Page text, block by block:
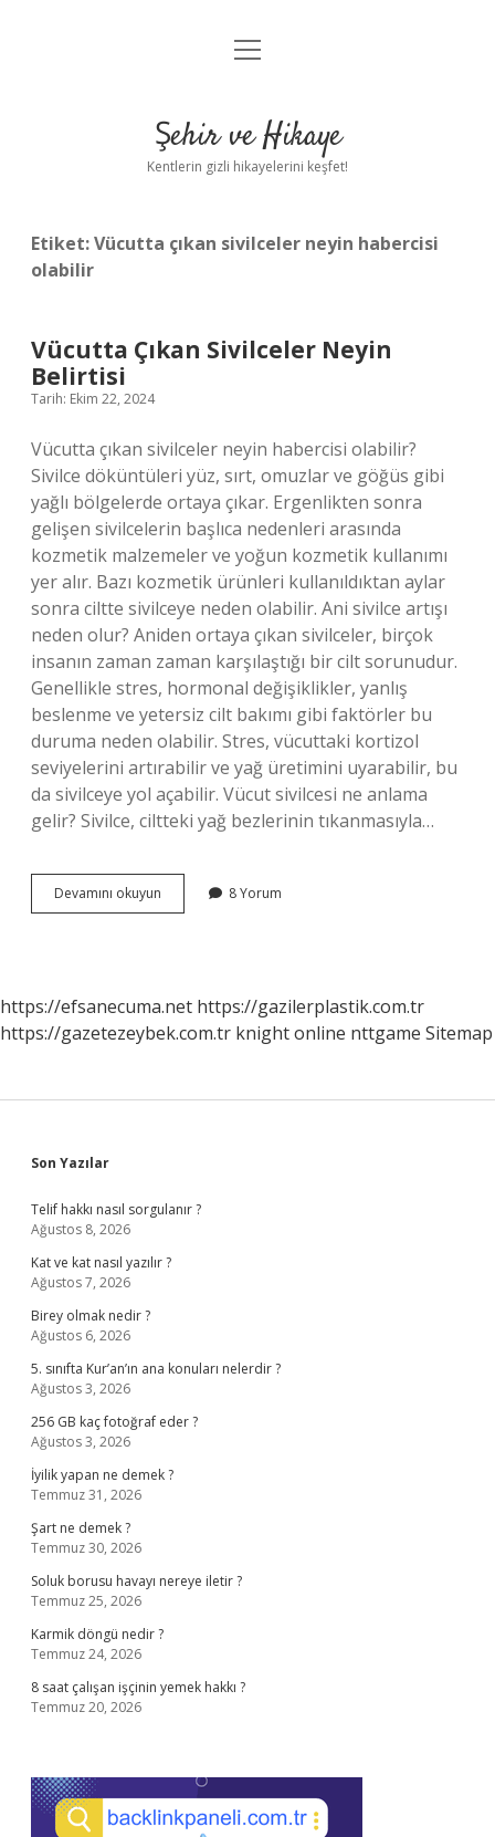
Anasayfa
Yasal Uyarı
menüyü
Şehir ve Hikaye
Kentlerin gizli hikayelerini keşfet!
Etiket:Vücutta çıkan sivilceler neyin habercisi
olabilir
Vücutta Çıkan Sivilceler Neyin
Belirtisi
Tarih: Ekim 22, 2024
Vücutta çıkan sivilceler neyin habercisi olabilir?
Sivilce döküntüleri yüz, sırt, omuzlar ve göğüs gibi
yağlı bölgelerde ortaya çıkar. Ergenlikten sonra
gelişen sivilcelerin başlıca nedenleri arasında
kozmetik malzemeler ve yoğun kozmetik kullanımı
yer alır. Bazı kozmetik ürünleri kullanıldıktan aylar
sonra ciltte sivilceye neden olabilir. Ani sivilce artışı
neden olur? Aniden ortaya çıkan sivilceler, birçok
insanın zaman zaman karşılaştığı bir cilt sorunudur.
Genellikle stres, hormonal değişiklikler, yanlış
beslenme ve yetersiz cilt bakımı gibi faktörler bu
duruma neden olabilir. Stres, vücuttaki kortizol
seviyelerini artırabilir ve yağ üretimini uyarabilir, bu
da sivilceye yol açabilir. Vücut sivilcesi ne anlama
gelir? Sivilce, ciltteki yağ bezlerinin tıkanmasıyla…
Devamını okuyun
Çıkan
8 Yorum
https://efsanecuma.net https://gazilerplastik.com.tr
https://gazetezeybek.com.tr knight online nttgame Sitemap
Sidebar
Son Yazılar
Telif hakkı nasıl sorgulanır ?
Ağustos 8, 2026
Kat ve kat nasıl yazılır ?
Ağustos 7, 2026
Birey olmak nedir ?
Ağustos 6, 2026
5. sınıfta Kur’an’ın ana konuları nelerdir ?
Ağustos 3, 2026
256 GB kaç fotoğraf eder ?
Ağustos 3, 2026
İyilik yapan ne demek ?
Temmuz 31, 2026
Şart ne demek ?
Temmuz 30, 2026
Soluk borusu havayı nereye iletir ?
Temmuz 25, 2026
Karmik döngü nedir ?
Temmuz 24, 2026
8 saat çalışan işçinin yemek hakkı ?
Temmuz 20, 2026